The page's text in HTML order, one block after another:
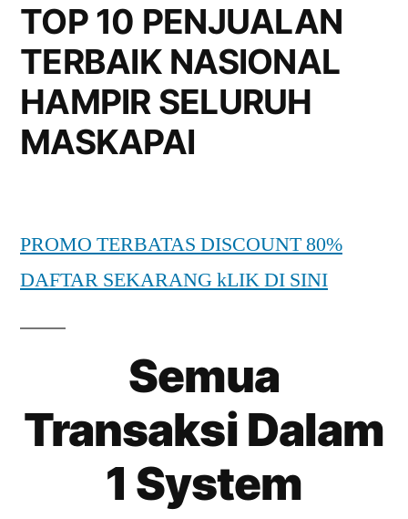
TOP 10 PENJUALAN
TERBAIK NASIONAL
HAMPIR SELURUH
MASKAPAI
PROMO TERBATAS DISCOUNT 80%
DAFTAR SEKARANG kLIK DI SINI
Semua
Transaksi Dalam
1 System